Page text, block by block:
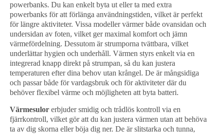
powerbanks. Du kan enkelt byta ut eller ta med extra
powerbanks för att förlänga användningstiden, vilket är perfekt
för längre aktiviteter. Vissa modeller värmer både ovansidan och
undersidan av foten, vilket ger maximal komfort och jämn
värmefördelning. Dessutom är strumporna tvättbara, vilket
underlättar hygien och underhåll. Värmen styrs enkelt via en
integrerad knapp direkt på strumpan, så du kan justera
temperaturen efter dina behov utan krångel. De är mångsidiga
och passar både för vardagsbruk och för aktiviteter där du
behöver flexibel värme och möjligheten att byta batteri.
Värmesulor erbjuder smidig och trådlös kontroll via en
fjärrkontroll, vilket gör att du kan justera värmen utan att behöva
ta av dig skorna eller böja dig ner. De är slitstarka och tunna,